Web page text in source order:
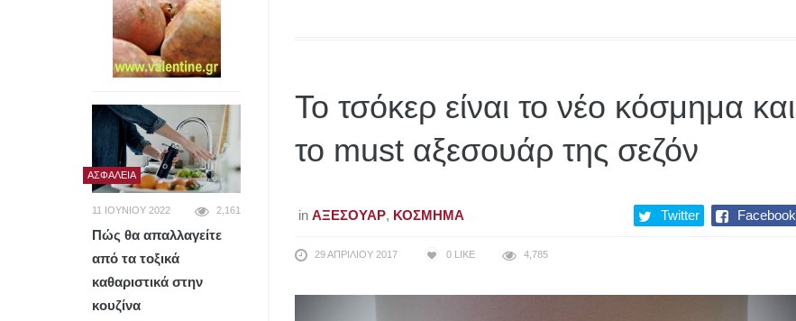
Το τσόκερ είναι το νέο κόσμημα και
το must αξεσουάρ της σεζόν
in ΑΞΕΣΟΥΆΡ, ΚΌΣΜΗΜΑ Twitter Facebook
29 ΑΠΡΙΛΊΟΥ 2017 0 LIKE 4,785
ΑΣΦΆΛΕΙΑ
11 ΙΟΥΝΊΟΥ 2022 2,161
Πώς θα απαλλαγείτε
από τα τοξικά
καθαριστικά στην
κουζίνα